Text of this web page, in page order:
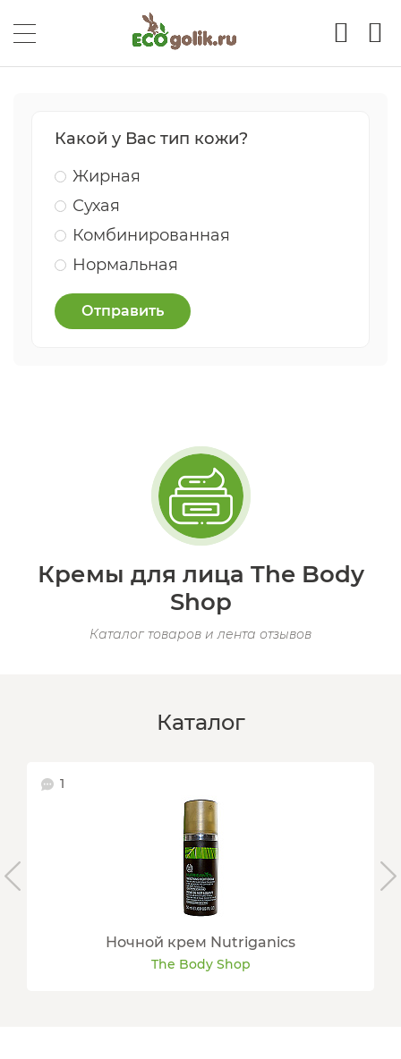
Какой у Вас тип кожи?
Жирная
Сухая
Комбинированная
Нормальная
Отправить
Кремы для лица The Body
Shop
Каталог товаров и лента отзывов
Каталог
1
Ночной крем Nutriganics
The Body Shop